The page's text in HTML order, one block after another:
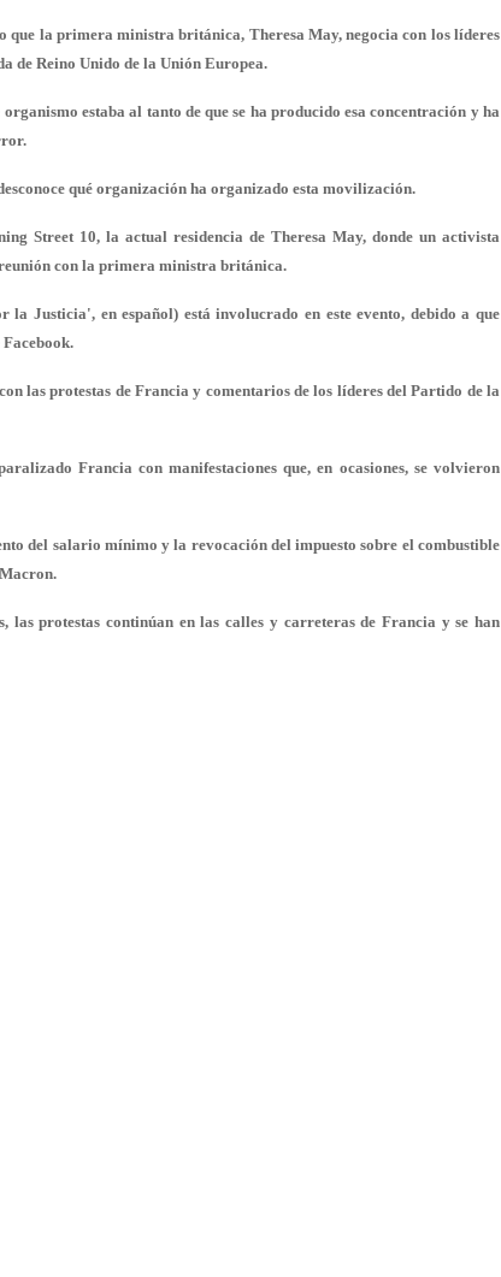
que la primera ministra británica, Theresa May, negocia con los líderes
de Reino Unido de la Unión Europea.
estaba al tanto de que se ha producido esa concentración y ha
qué organización ha organizado esta movilización.
Street 10, la actual residencia de Theresa May, donde un activista
con la primera ministra británica.
la Justicia', en español) está involucrado en este evento, debido a que
Facebook.
las protestas de Francia y comentarios de los líderes del Partido de la
Francia con manifestaciones que, en ocasiones, se volvieron
del salario mínimo y la revocación del impuesto sobre el combustible
las protestas continúan en las calles y carreteras de Francia y se han